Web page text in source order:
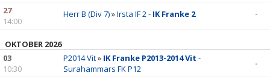
27
14:00
Herr B (Div 7)»Irsta IF 2 - IK Franke 2 -
OKTOBER 2026
03
10:30
P2014 Vit» IK Franke P2013-2014 Vit -
Surahammars FK P12
-